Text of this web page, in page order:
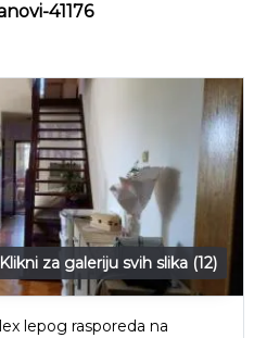
41176
Klikni za galeriju svih slika (12)
lepog rasporeda na